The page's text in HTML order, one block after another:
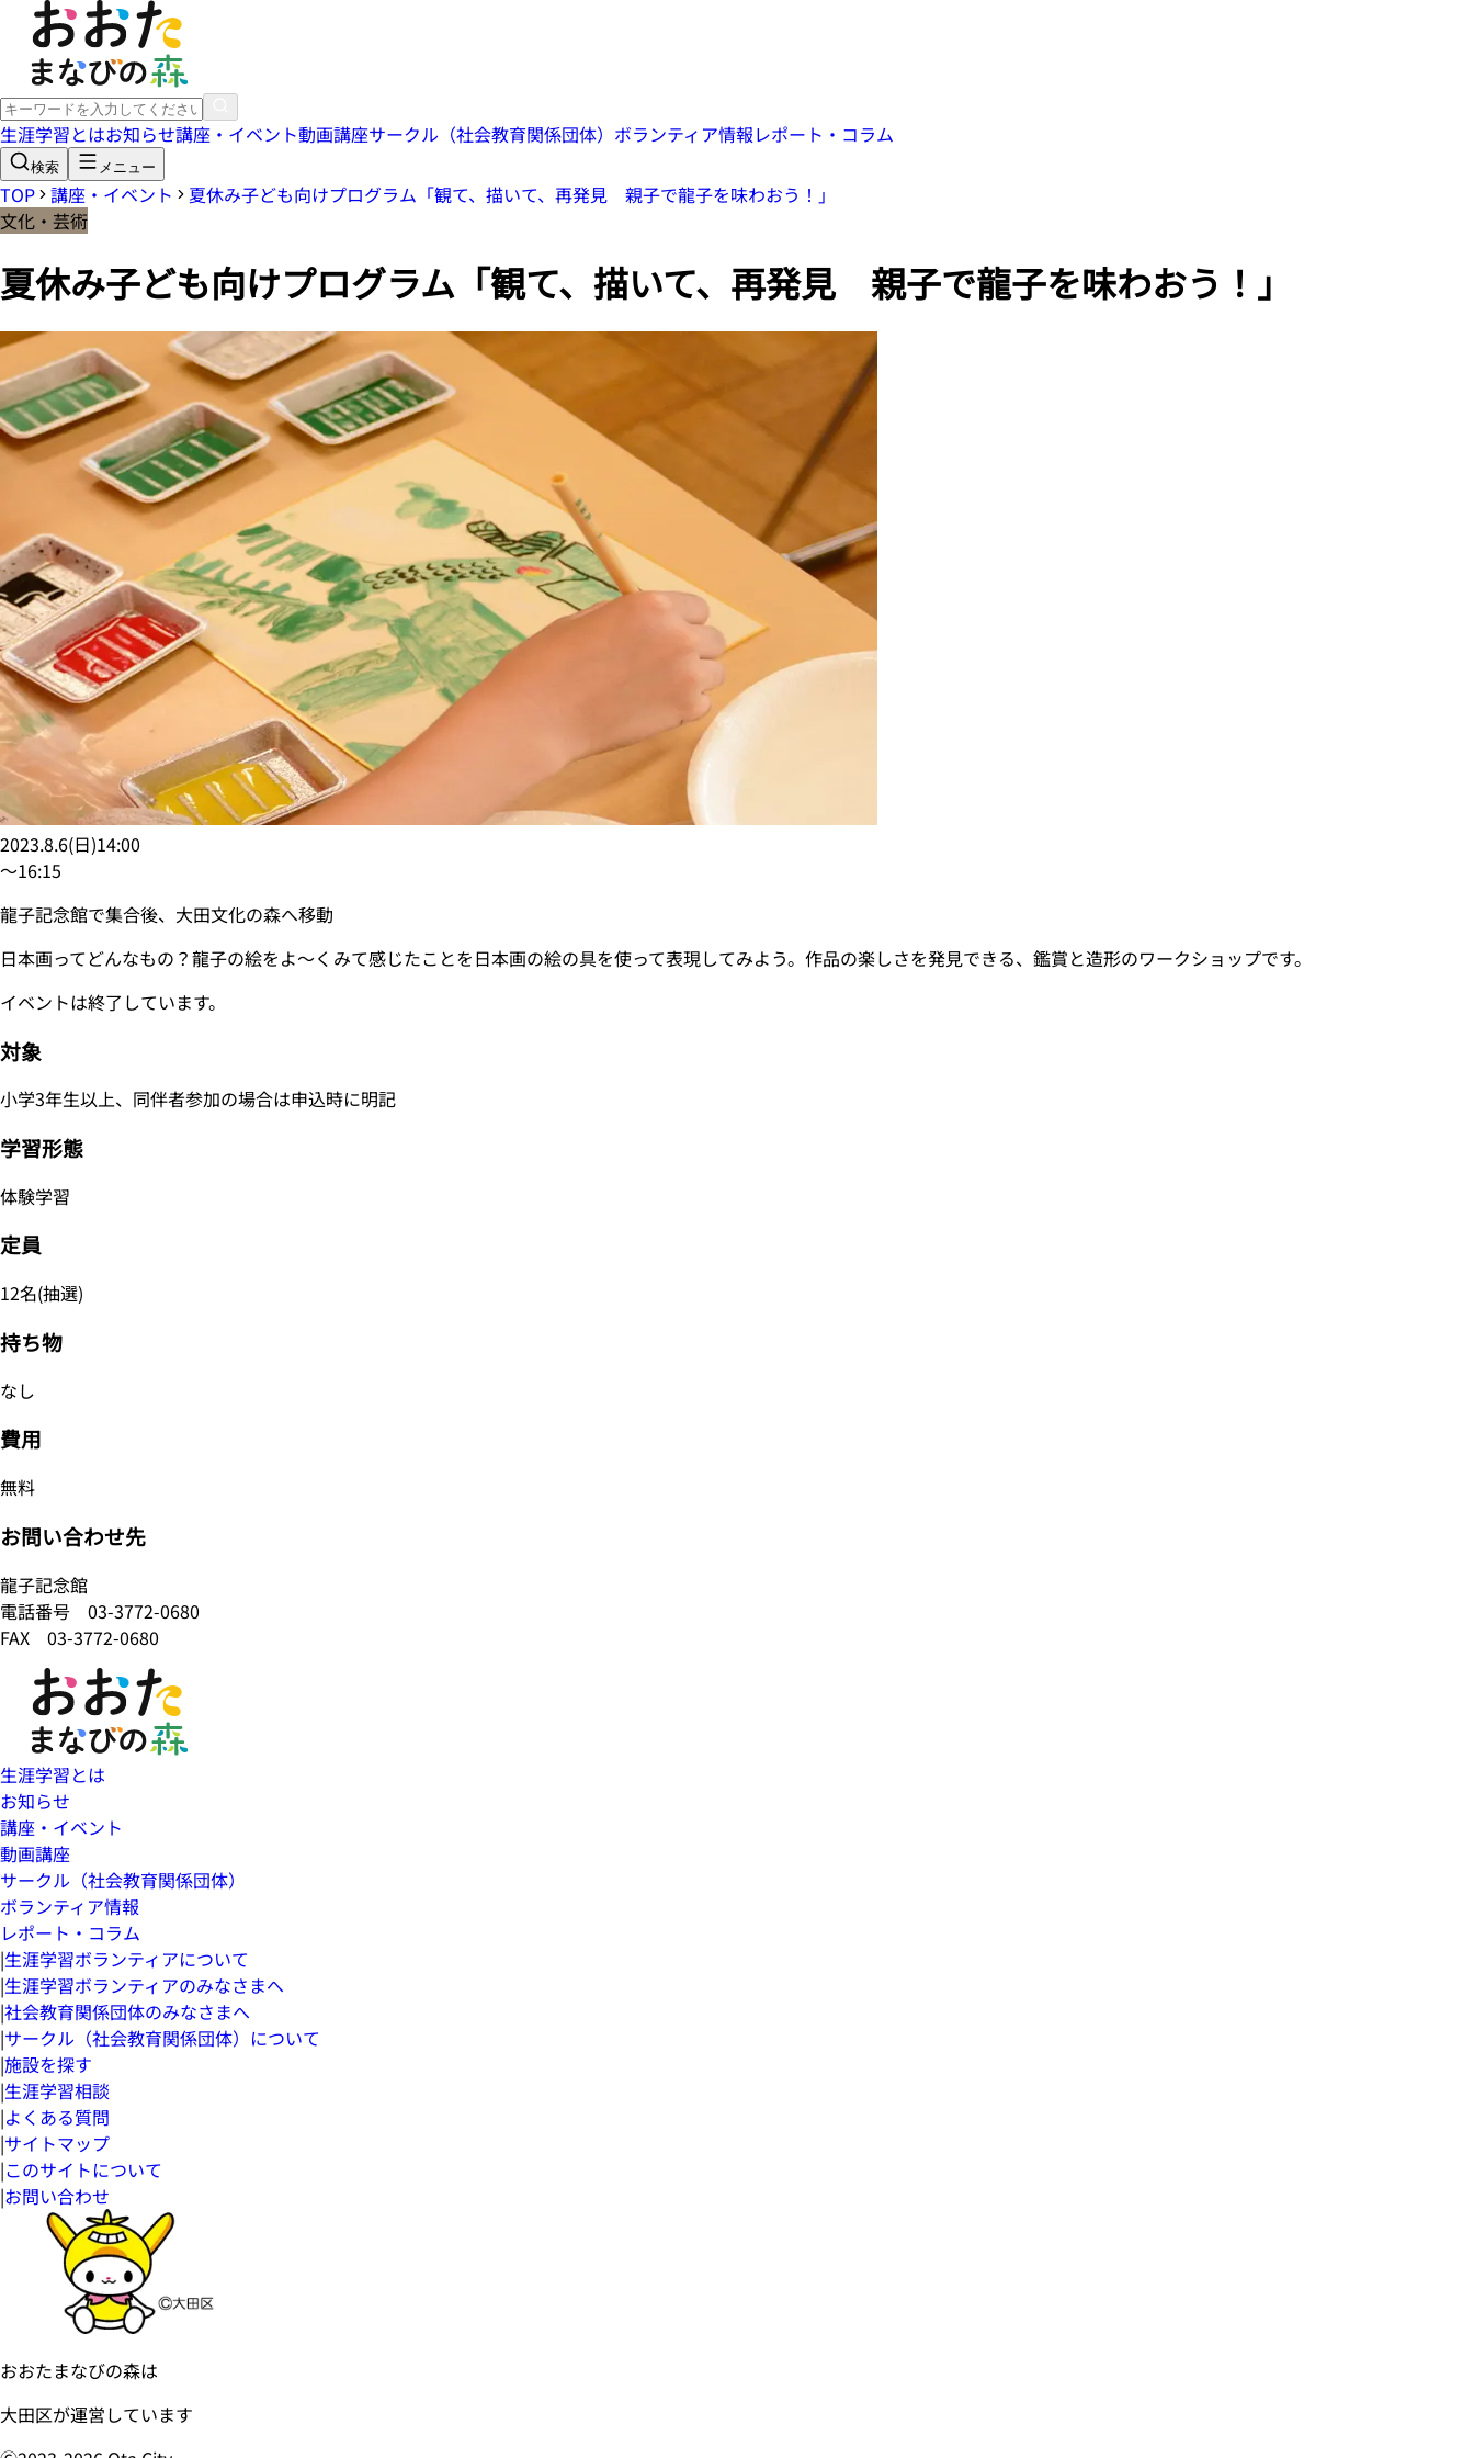
生涯学習とはお知らせ講座・イベント動画講座サークル（社会教育関係団体） ボランティア情報レポート・コラム
検索 メニュー
TOP 講座・イベント
夏休み子ども向けプログラム「観て、描いて、再発見 親子で龍子を味わおう！」
文化・芸術
夏休み子ども向けプログラム「観て、描いて、再発見 親子で龍子を味わおう！」
2023.8.6(日)14:00
〜16:15
龍子記念館で集合後、大田文化の森へ移動
日本画ってどんなもの？龍子の絵をよ〜くみて感じたことを日本画の絵の具を使って表現してみよう。作品の楽しさを発見できる、鑑賞と造形のワークショップです。
イベントは終了しています。
対象
小学3年生以上、同伴者参加の場合は申込時に明記
学習形態
体験学習
定員
12名(抽選)
持ち物
なし
費用
無料
お問い合わせ先
龍子記念館
電話番号 03-3772-0680
FAX 03-3772-0680
生涯学習とは
お知らせ
講座・イベント
動画講座
サークル（社会教育関係団体）
ボランティア情報
レポート・コラム
|生涯学習ボランティアについて
|生涯学習ボランティアのみなさまへ
|社会教育関係団体のみなさまへ
|サークル（社会教育関係団体）について
|施設を探す
|生涯学習相談
|よくある質問
|サイトマップ
|このサイトについて
|お問い合わせ
おおたまなびの森は
大田区が運営しています